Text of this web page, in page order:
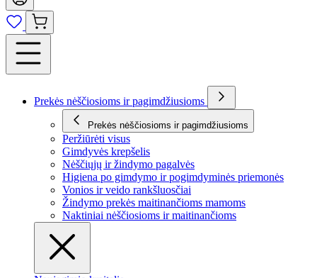
Prekės nėščiosioms ir pagimdžiusioms
Prekės nėščiosioms ir pagimdžiusioms
Peržiūrėti visus
Gimdyvės krepšelis
Nėščiųjų ir žindymo pagalvės
Higiena po gimdymo ir pogimdyminės priemonės
Vonios ir veido rankšluosčiai
Žindymo prekės maitinančioms mamoms
Naktiniai nėščiosioms ir maitinančioms